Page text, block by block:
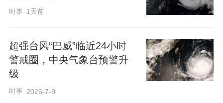
时事 1天前
超强台风“巴威”临近24小时
警戒圈，中央气象台预警升
级
时事 2026-7-9